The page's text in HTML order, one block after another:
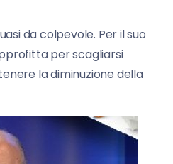
da colpevole. Per il suo
per scagliarsi
la diminuzione della